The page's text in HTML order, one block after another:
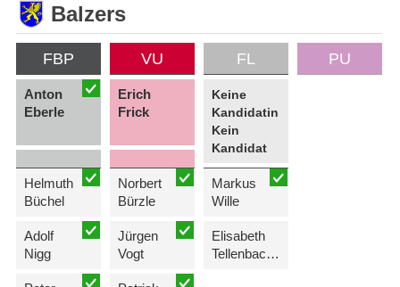
Balzers
FBP
Anton
Eberle
Helmuth
Büchel
Adolf
Nigg
VU
Erich
Frick
Norbert
Bürzle
Jürgen
Vogt
FL
Keine
Kandidatin
Kein
Kandidat
Markus
Wille
Elisabeth
Tellenbach-Frick
PU